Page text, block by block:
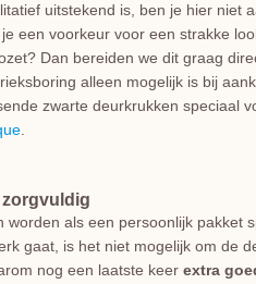
uitstekend is, ben je hier niet
een voorkeur voor een strakke
Dan bereiden we dit graag
alleen mogelijk is bij
zwarte deurkrukken speciaal
worden als een persoonlijk pakket
gaat, is het niet mogelijk om de
nog een laatste keer extra